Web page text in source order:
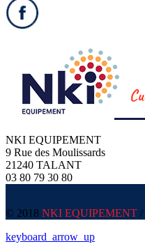
NKI EQUIPEMENT
9 Rue des Moulissards
21240 TALANT
03 80 79 30 80
© 2018 NKI EQUIPEMENT /
keyboard_arrow_up